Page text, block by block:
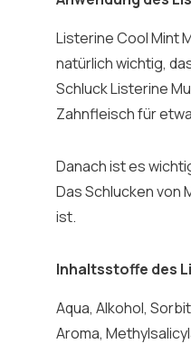
Listerine Cool Mint
natürlich wichtig,
Schluck Listerine
Zahnfleisch für
Danach ist es
Das Schlucken von
ist.
Inhaltsstoffe des
Aqua, Alkohol,
Aroma,